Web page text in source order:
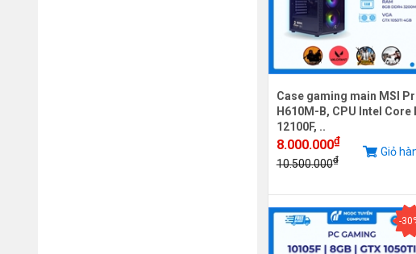
Case gaming main MSI
H610M-B, CPU Intel Core
12100F, ..
8.000.000₫
10.500.000₫
Giỏ
-